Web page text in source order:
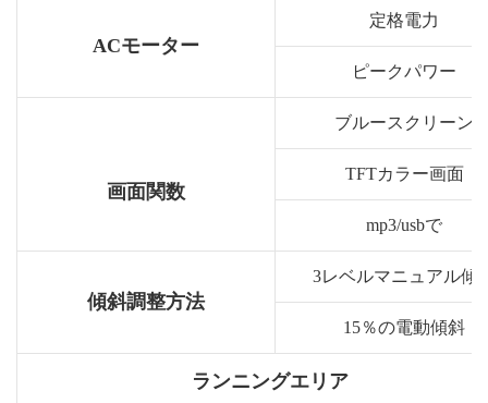
ACモーター
定格電力
ピークパワー
画面関数
ブルースクリーン
TFTカラー画面
mp3/usbで
傾斜調整方法
3レベルマニュアル傾
15％の電動傾斜
ランニングエリア